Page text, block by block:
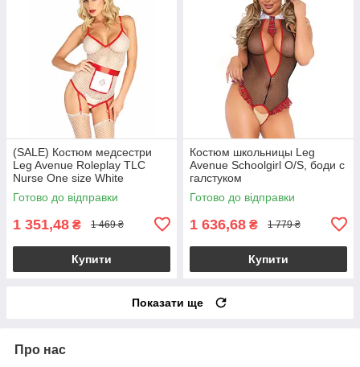
(SALE) Костюм медсестри
Leg Avenue Roleplay TLC
Nurse One size White
Готово до відправки
1 351,48 ₴ 1 469 ₴
Купити
Костюм школьницы Leg
Avenue Schoolgirl O/S, боди с
галстуком
Готово до відправки
1 636,68 ₴ 1 779 ₴
Купити
Показати ще
Про нас